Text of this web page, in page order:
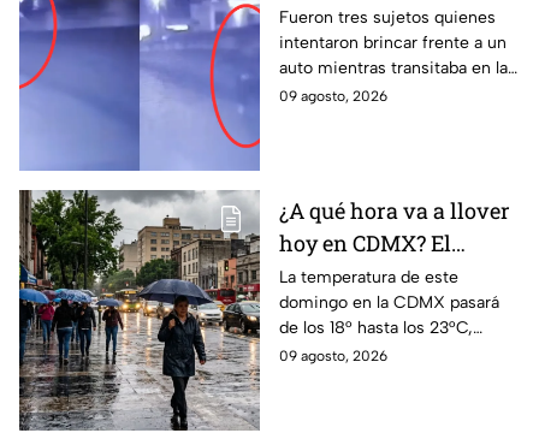
tres sujetos brincando
frente a un auto en
Cuajimalpa, CDMX
Fueron tres sujetos quienes
intentaron brincar frente a un
auto mientras transitaba en la
México-Toluca, en Cuajimalpa,
09 agosto, 2026
¿A qué hora va a llover
hoy en CDMX? El
pronóstico del clima
para este domingo
La temperatura de este
domingo en la CDMX pasará
de los 18° hasta los 23°C,
acompañado de lluvias en
09 agosto, 2026